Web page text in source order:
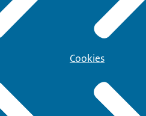
Cookies